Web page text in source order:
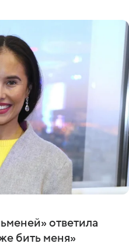
ответила
бить меня»